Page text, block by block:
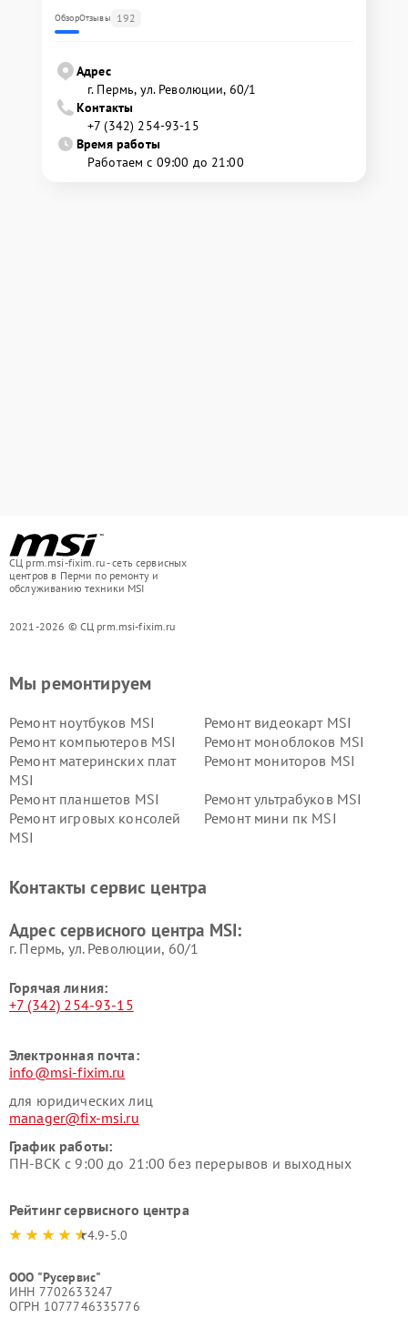
ОбзорОтзывы 192
Адрес
г. Пермь, ул. ​Революции, 60/1
Контакты
+7 (342) 254-93-15
Время работы
Работаем с 09:00 до 21:00
СЦ prm.msi-fixim.ru - сеть сервисных
центров в Перми по ремонту и
обслуживанию техники MSI
2021-2026 © СЦ prm.msi-fixim.ru
Мы ремонтируем
Ремонт ноутбуков MSI
Ремонт видеокарт MSI
Ремонт компьютеров MSI
Ремонт моноблоков MSI
Ремонт материнских плат
MSI
Ремонт мониторов MSI
Ремонт планшетов MSI
Ремонт ультрабуков MSI
Ремонт игровых консолей
MSI
Ремонт мини пк MSI
Контакты сервис центра
Адрес сервисного центра MSI:
г. Пермь, ул. ​Революции, 60/1
Горячая линия:
+7 (342) 254-93-15
Электронная почта:
info@msi-fixim.ru
для юридических лиц
manager@fix-msi.ru
График работы:
ПН-ВСК с 9:00 до 21:00 без перерывов и выходных
Рейтинг сервисного центра
4.9-5.0
ООО "Русервис"
ИНН 7702633247
ОГРН 1077746335776